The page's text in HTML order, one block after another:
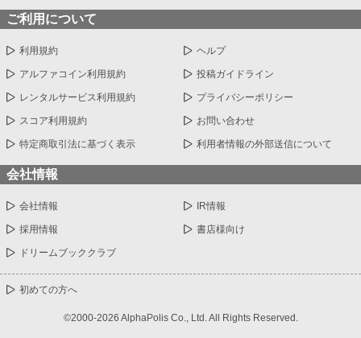
ご利用について
利用規約 ヘルプ
アルファコイン利用規約 投稿ガイドライン
レンタルサービス利用規約 プライバシーポリシー
スコア利用規約 お問い合わせ
特定商取引法に基づく表示 利用者情報の外部送信について
会社情報
会社情報 IR情報
採用情報 書店様向け
ドリームブッククラブ
初めての方へ
©2000-2026 AlphaPolis Co., Ltd. All Rights Reserved.